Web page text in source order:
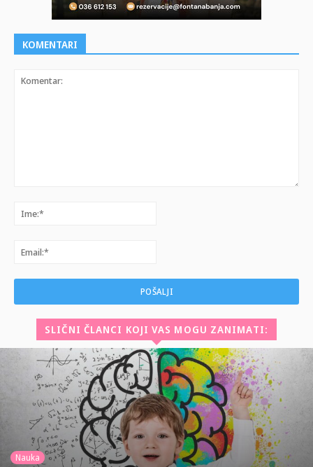
KOMENTARI
SLIČNI ČLANCI KOJI VAS MOGU ZANIMATI:
Nauka